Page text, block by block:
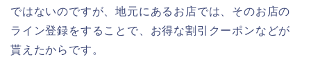
ではないのですが、地元にあるお店では、そのお店の
ライン登録をすることで、お得な割引クーポンなどが
貰えたからです。